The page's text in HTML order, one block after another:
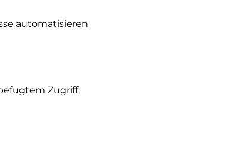
automatisieren
Zugriff.